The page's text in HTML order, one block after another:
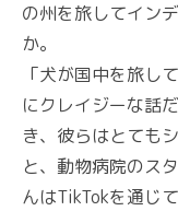
の州を旅してイン
か。
「犬が国中を旅し
にクレイジーな話
き、彼らはとても
と、動物病院のス
んはTikTokを通じ